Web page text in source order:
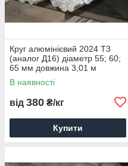
Круг алюмінієвий 2024 Т3
(аналог Д16) діаметр 55; 60;
65 мм довжина 3,01 м
доставка порізування
паковання
В наявності
від 380 ₴/кг
Купити